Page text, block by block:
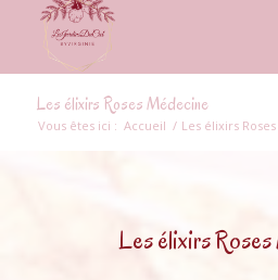
Les élixirs Roses Médecine
Vous êtes ici : Accueil / Les élixirs
Les élixirs